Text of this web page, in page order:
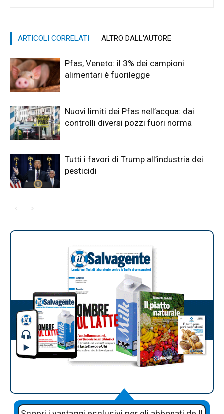
ARTICOLI CORRELATI ALTRO DALL'AUTORE
Pfas, Veneto: il 3% dei campioni
alimentari è fuorilegge
Nuovi limiti dei Pfas nell’acqua: dai
controlli diversi pozzi fuori norma
Tutti i favori di Trump all’industria dei
pesticidi